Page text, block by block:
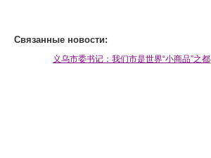
Связанные новости:
义乌市委书记：我们市是世界“小商品”之都